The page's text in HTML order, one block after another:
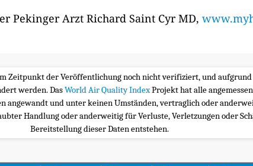
Pekinger Arzt Richard Saint Cyr MD,
Zeitpunkt der Veröffentlichung noch nicht verifiziert, und
werden. DasWorld Air Quality IndexProjekt hat alle
angewandt und unter keinen Umständen, vertraglich oder
Handlung oder anderweitig für Verluste, Verletzungen oder
Bereitstellung dieser Daten entstehen.